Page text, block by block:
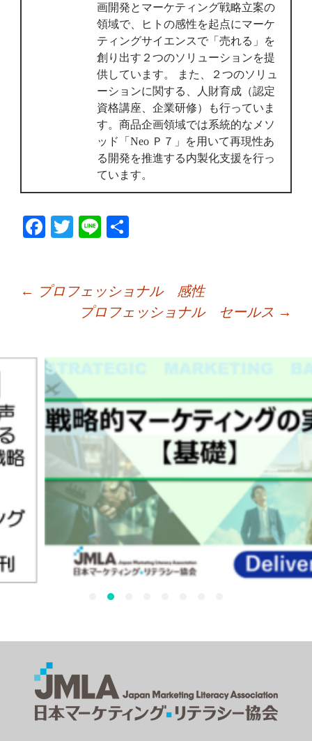
画開発とマーケティング戦略立案の
領域で、ヒトの感性を起点にマーケ
ティングサイエンスで「売れる」を
創り出す２つのソリューションを提
供しています。 また、２つのソリュ
ーションに関する、人財育成（認定
資格講座、企業研修）も行っていま
す。商品企画領域では系統的なメソ
ッド「Neo Ｐ７」を用いて再現性あ
る開発を推進する内製化支援を行っ
ています。
Fa
ok
T
r
Li
← プロフェッショナル 感性
プロフェッショナル セールス →